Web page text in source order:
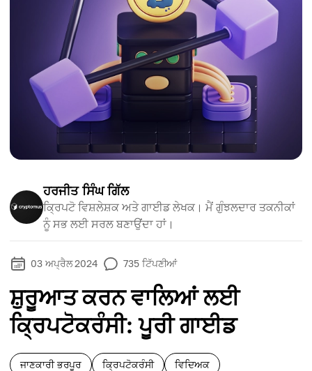
ਹਰਜੀਤ ਸਿੰਘ ਗਿੱਲ
ਕ੍ਰਿਪਟੋ ਵਿਸ਼ਲੇਸ਼ਕ ਅਤੇ ਗਾਈਡ ਲੇਖਕ। ਮੈਂ ਗੁੰਝਲਦਾਰ ਤਕਨੀਕਾਂ
ਨੂੰ ਸਭ ਲਈ ਸਰਲ ਬਣਾਉਂਦਾ ਹਾਂ।
03 ਅਪ੍ਰੈਲ 2024 735 ਟਿੱਪਣੀਆਂ
ਸ਼ੁਰੂਆਤ ਕਰਨ ਵਾਲਿਆਂ ਲਈ
ਕ੍ਰਿਪਟੋਕਰੰਸੀ: ਪੂਰੀ ਗਾਈਡ
ਜਾਣਕਾਰੀ ਭਰਪੂਰ ਕ੍ਰਿਪਟੋਕਰੰਸੀ ਵਿਦਿਅਕ